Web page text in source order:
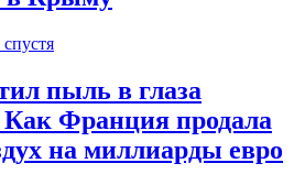
спустя
пыль в глаза
Как Франция продала
на миллиарды евро